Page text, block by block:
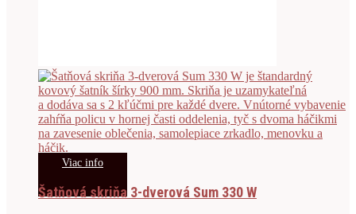
Viac info
Šatňová skriňa 3-dverová Sum 330 W